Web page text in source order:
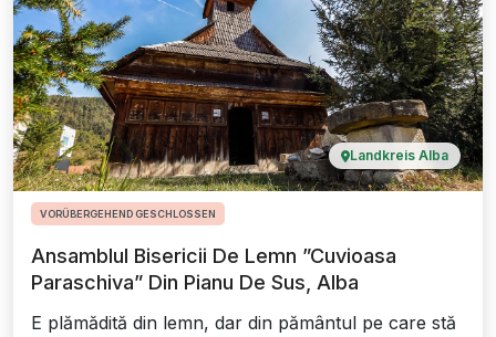
Landkreis Alba
VORÜBERGEHEND GESCHLOSSEN
Ansamblul Bisericii De Lemn ”Cuvioasa
Paraschiva” Din Pianu De Sus, Alba
E plămădită din lemn, dar din pământul pe care stă